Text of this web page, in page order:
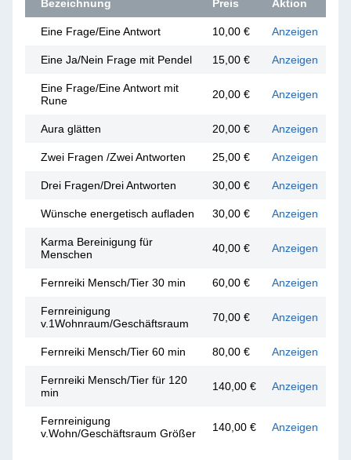
Bezeichnung Preis Aktion
Eine Frage/Eine Antwort 10,00 € Anzeigen
Eine Ja/Nein Frage mit Pendel 15,00 € Anzeigen
Eine Frage/Eine Antwort mit
Rune
20,00 € Anzeigen
Aura glätten 20,00 € Anzeigen
Zwei Fragen /Zwei Antworten 25,00 € Anzeigen
Drei Fragen/Drei Antworten 30,00 € Anzeigen
Wünsche energetisch aufladen 30,00 € Anzeigen
Karma Bereinigung für
Menschen
40,00 € Anzeigen
Fernreiki Mensch/Tier 30 min 60,00 € Anzeigen
Fernreinigung
v.1Wohnraum/Geschäftsraum
70,00 € Anzeigen
Fernreiki Mensch/Tier 60 min 80,00 € Anzeigen
Fernreiki Mensch/Tier für 120
min
140,00 € Anzeigen
Fernreinigung
v.Wohn/Geschäftsraum Größer
140,00 € Anzeigen